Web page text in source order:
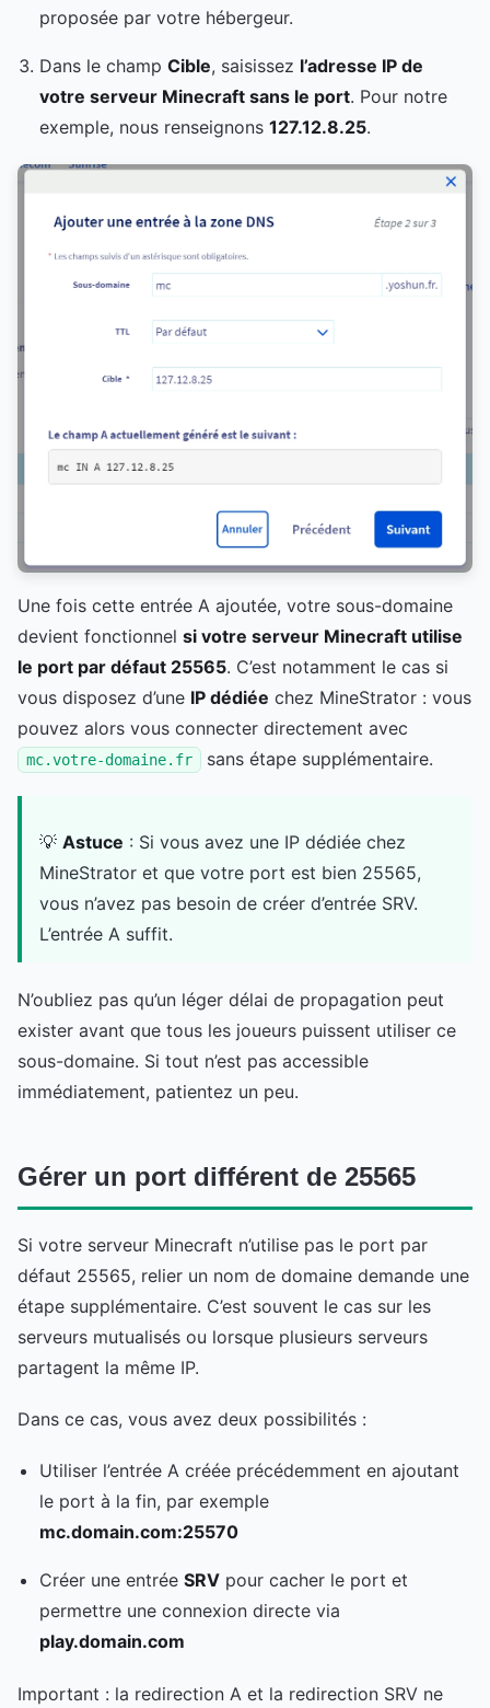
proposée par votre hébergeur.
Dans le champ Cible, saisissez l’adresse IP de
votre serveur Minecraft sans le port. Pour notre
exemple, nous renseignons 127.12.8.25.
Une fois cette entrée A ajoutée, votre sous-domaine
devient fonctionnel si votre serveur Minecraft utilise
le port par défaut 25565. C’est notamment le cas si
vous disposez d’une IP dédiée chez MineStrator : vous
pouvez alors vous connecter directement avec
mc.votre-domaine.fr sans étape supplémentaire.
💡 Astuce : Si vous avez une IP dédiée chez
MineStrator et que votre port est bien 25565,
vous n’avez pas besoin de créer d’entrée SRV.
L’entrée A suffit.
N’oubliez pas qu’un léger délai de propagation peut
exister avant que tous les joueurs puissent utiliser ce
sous-domaine. Si tout n’est pas accessible
immédiatement, patientez un peu.
Gérer un port différent de 25565
Si votre serveur Minecraft n’utilise pas le port par
défaut 25565, relier un nom de domaine demande une
étape supplémentaire. C’est souvent le cas sur les
serveurs mutualisés ou lorsque plusieurs serveurs
partagent la même IP.
Dans ce cas, vous avez deux possibilités :
Utiliser l’entrée A créée précédemment en ajoutant
le port à la fin, par exemple
mc.domain.com:25570
Créer une entrée SRV pour cacher le port et
permettre une connexion directe via
play.domain.com
Important : la redirection A et la redirection SRV ne